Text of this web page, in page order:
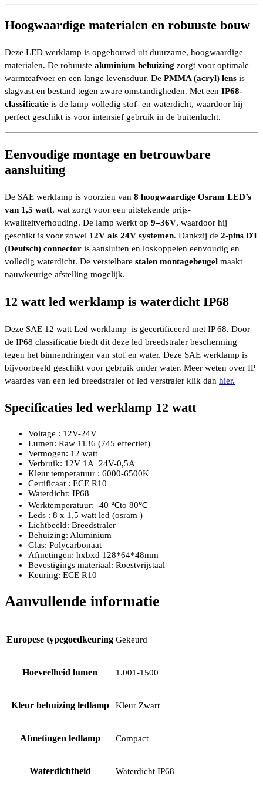
Hoogwaardige materialen en robuuste bouw
Deze LED werklamp is opgebouwd uit duurzame, hoogwaardige
materialen. De robuuste aluminium behuizing zorgt voor optimale
warmteafvoer en een lange levensduur. De PMMA (acryl) lens is
slagvast en bestand tegen zware omstandigheden. Met een IP68-
classificatie is de lamp volledig stof- en waterdicht, waardoor hij
perfect geschikt is voor intensief gebruik in de buitenlucht.
Eenvoudige montage en betrouwbare
aansluiting
De SAE werklamp is voorzien van 8 hoogwaardige Osram LED’s
van 1,5 watt, wat zorgt voor een uitstekende prijs-
kwaliteitverhouding. De lamp werkt op 9–36V, waardoor hij
geschikt is voor zowel 12V als 24V systemen. Dankzij de 2-pins DT
(Deutsch) connector is aansluiten en loskoppelen eenvoudig en
volledig waterdicht. De verstelbare stalen montagebeugel maakt
nauwkeurige afstelling mogelijk.
12 watt led werklamp is waterdicht IP68
Deze SAE 12 watt Led werklamp is gecertificeerd met IP 68. Door
de IP68 classificatie biedt dit deze led breedstraler bescherming
tegen het binnendringen van stof en water. Deze SAE werklamp is
bijvoorbeeld geschikt voor gebruik onder water. Meer weten over IP
waardes van een led breedstraler of led verstraler klik dan hier.
Specificaties led werklamp 12 watt
Voltage : 12V-24V
Lumen: Raw 1136 (745 effectief)
Vermogen: 12 watt
Verbruik: 12V 1A 24V-0,5A
Kleur temperatuur : 6000-6500K
Certificaat : ECE R10
Waterdicht: IP68
Werktemperatuur: -40 ℃to 80℃
Leds : 8 x 1,5 watt led (osram )
Lichtbeeld: Breedstraler
Behuizing: Aluminium
Glas: Polycarbonaat
Afmetingen: hxbxd 128*64*48mm
Bevestigings materiaal: Roestvrijstaal
Keuring: ECE R10
Aanvullende informatie
Europese typegoedkeuring Gekeurd
Hoeveelheid lumen 1.001-1500
Kleur behuizing ledlamp Kleur Zwart
Afmetingen ledlamp Compact
Waterdichtheid Waterdicht IP68